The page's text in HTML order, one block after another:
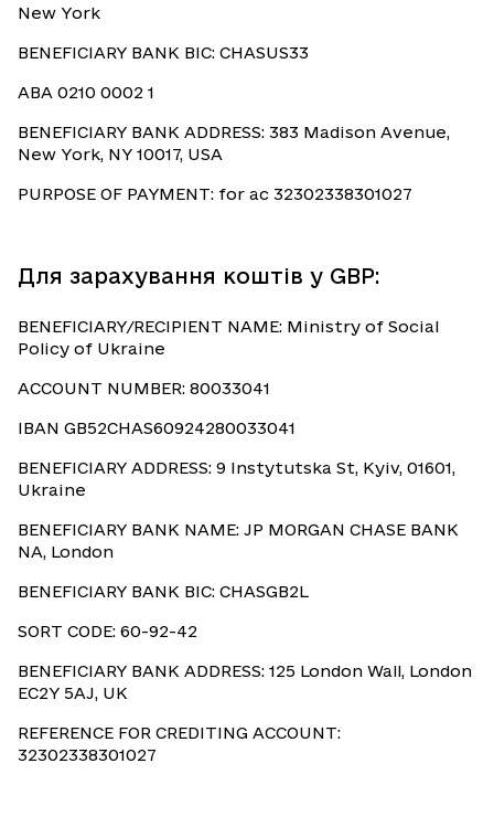
New York
BENEFICIARY BANK BIC: CHASUS33
ABA 0210 0002 1
BENEFICIARY BANK ADDRESS: 383 Madison Avenue,
New York, NY 10017, USA
PURPOSE OF PAYMENT: for ac 32302338301027
Для зарахування коштів у GBP:
BENEFICIARY/RECIPIENT NAME: Ministry of Social
Policy of Ukraine
ACCOUNT NUMBER: 80033041
IBAN GB52CHAS60924280033041
BENEFICIARY ADDRESS: 9 Instytutska St, Kyiv, 01601,
Ukraine
BENEFICIARY BANK NAME: JP MORGAN CHASE BANK
NA, London
BENEFICIARY BANK BIC: CHASGB2L
SORT CODE: 60-92-42
BENEFICIARY BANK ADDRESS: 125 London Wall, London
EC2Y 5AJ, UK
REFERENCE FOR CREDITING ACCOUNT:
32302338301027